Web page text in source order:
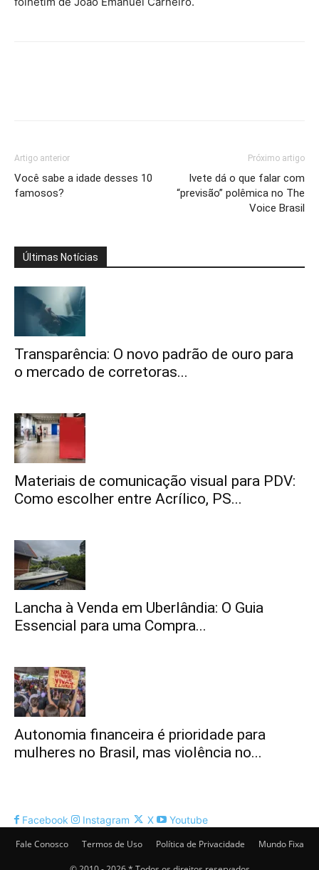
Artigo anterior
Você sabe a idade desses 10
famosos?
Próximo artigo
Ivete dá o que falar com
“previsão” polêmica no The
Voice Brasil
Últimas Notícias
Transparência: O novo padrão de ouro para
o mercado de corretoras...
Materiais de comunicação visual para PDV:
Como escolher entre Acrílico, PS...
Lancha à Venda em Uberlândia: O Guia
Essencial para uma Compra...
Autonomia financeira é prioridade para
mulheres no Brasil, mas violência no...
Facebook Instagram X
Youtube
Fale Conosco
Termos de Uso Política de Privacidade Mundo Fixa